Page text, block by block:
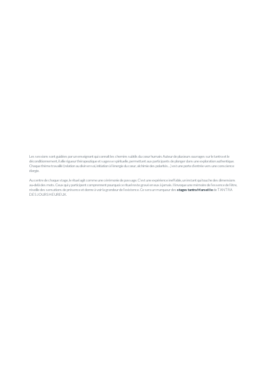
Les sessions sont guidées par un enseignant qui connaît les chemins subtils du cœur humain. Auteur de plusieurs ouvrages sur le tantra et le
déconditionnement, il allie rigueur thérapeutique et sagesse spirituelle, permettant aux participants de plonger dans une exploration authentique.
Chaque thème travaillé (relation au divin en soi, initiation à l’énergie du cœur, alchimie des polarités…) est une porte d’entrée vers une conscience
élargie.
Au centre de chaque stage, le rituel agit comme une cérémonie de passage. C’est une expérience ineffable, un instant qui touche des dimensions
au‑delà des mots. Ceux qui y participent comprennent pourquoi ce rituel reste gravé en eux à jamais. Il invoque une mémoire de l’essence de l’être,
réveille des sensations de présence et donne à voir la grandeur de l’existence. Ce sera un marqueur desstages tantra Marseillede TANTRA
DES JOURS HEUREUX.